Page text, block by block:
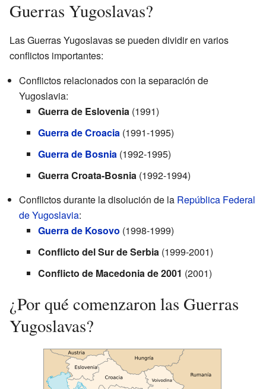
Guerras Yugoslavas?
Las Guerras Yugoslavas se pueden dividir en varios
conflictos importantes:
Conflictos relacionados con la separación de
Yugoslavia:
Guerra de Eslovenia (1991)
Guerra de Croacia (1991-1995)
Guerra de Bosnia (1992-1995)
Guerra Croata-Bosnia (1992-1994)
Conflictos durante la disolución de la República Federal
de Yugoslavia:
Guerra de Kosovo (1998-1999)
Conflicto del Sur de Serbia (1999-2001)
Conflicto de Macedonia de 2001 (2001)
¿Por qué comenzaron las Guerras
Yugoslavas?